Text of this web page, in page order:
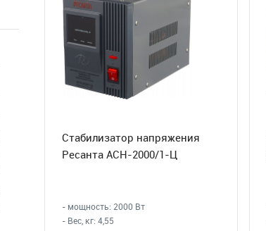
Стабилизатор напряжения
Ресанта ACH-2000/1-Ц
- мощность: 2000 Вт
- Вес, кг: 4,55